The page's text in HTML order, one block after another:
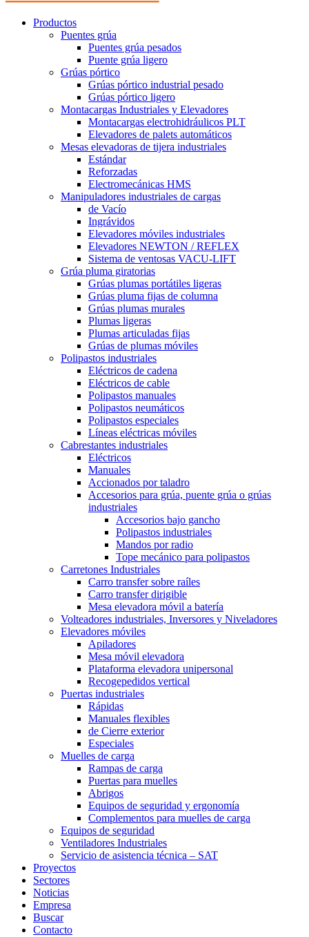
Productos
Puentes grúa
Puentes grúa pesados
Puente grúa ligero
Grúas pórtico
Grúas pórtico industrial pesado
Grúas pórtico ligero
Montacargas Industriales y Elevadores
Montacargas electrohidráulicos PLT
Elevadores de palets automáticos
Mesas elevadoras de tijera industriales
Estándar
Reforzadas
Electromecánicas HMS
Manipuladores industriales de cargas
de Vacío
Ingrávidos
Elevadores móviles industriales
Elevadores NEWTON / REFLEX
Sistema de ventosas VACU-LIFT
Grúa pluma giratorias
Grúas plumas portátiles ligeras
Grúas pluma fijas de columna
Grúas plumas murales
Plumas ligeras
Plumas articuladas fijas
Grúas de plumas móviles
Polipastos industriales
Eléctricos de cadena
Eléctricos de cable
Polipastos manuales
Polipastos neumáticos
Polipastos especiales
Líneas eléctricas móviles
Cabrestantes industriales
Eléctricos
Manuales
Accionados por taladro
Accesorios para grúa, puente grúa o grúas
industriales
Accesorios bajo gancho
Polipastos industriales
Mandos por radio
Tope mecánico para polipastos
Carretones Industriales
Carro transfer sobre raíles
Carro transfer dirigible
Mesa elevadora móvil a batería
Volteadores industriales, Inversores y Niveladores
Elevadores móviles
Apiladores
Mesa móvil elevadora
Plataforma elevadora unipersonal
Recogepedidos vertical
Puertas industriales
Rápidas
Manuales flexibles
de Cierre exterior
Especiales
Muelles de carga
Rampas de carga
Puertas para muelles
Abrigos
Equipos de seguridad y ergonomía
Complementos para muelles de carga
Equipos de seguridad
Ventiladores Industriales
Servicio de asistencia técnica – SAT
Proyectos
Sectores
Noticias
Empresa
Buscar
Contacto